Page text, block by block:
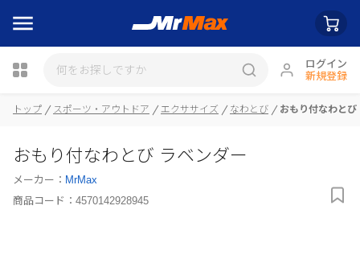
ログイン
新規登録
トップ スポーツ・アウトドア エクササイズ なわとび おもり付なわとび
おもり付なわとび ラベンダー
メーカー： MrMax
商品コード： 4570142928945